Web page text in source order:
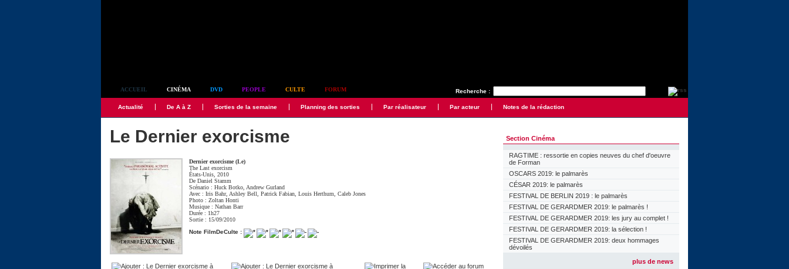
Recherche :
ACCUEIL CINÉMA DVD PEOPLE CULTE FORUM
Actualité De A à Z Sorties de la semaine Planning des sorties Par réalisateur Par acteur Notes de la rédaction
Le Dernier exorcisme
Dernier exorcisme (Le)
The Last exorcism
États-Unis, 2010
DeDaniel Stamm
Scénario :Huck Botko Andrew Gurland
Avec :Iris Bahr, Ashley Bell ,Patrick Fabian ,Louis Herthum ,Caleb Jones
Photo :Zoltan Honti
Musique :Nathan Barr
Durée : 1h27
Sortie : 15/09/2010
Note FilmDeCulte :
Section Cinéma
RAGTIME : ressortie en copies neuves du chef d'oeuvre
de Forman
OSCARS 2019: le palmarès
CÉSAR 2019: le palmarès
FESTIVAL DE BERLIN 2019 : le palmarès
FESTIVAL DE GERARDMER 2019: le palmarès !
FESTIVAL DE GERARDMER 2019: les jury au complet !
FESTIVAL DE GERARDMER 2019: la sélection !
FESTIVAL DE GERARDMER 2019: deux hommages
dévoilés
plus de news